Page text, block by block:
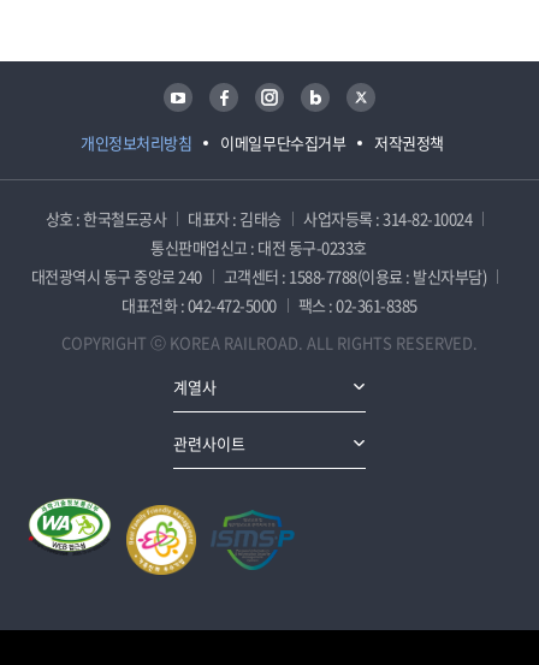
개인정보처리방침 이메일무단수집거부 저작권정책
유튜브 페이스북 인스타그램 블로그 트위터
상호 : 한국철도공사 대표자 : 김태승
사업자등록 : 314-82-10024
통신판매업신고 : 대전 동구-0233호
대전광역시 동구 중앙로 240
고객센터 : 1588-7788(이용료 : 발신자부담)
대표전화 : 042-472-5000
팩스 : 02-361-8385
COPYRIGHT ⓒ KOREA RAILROAD. ALL RIGHTS RESERVED.
계열사
관련사이트